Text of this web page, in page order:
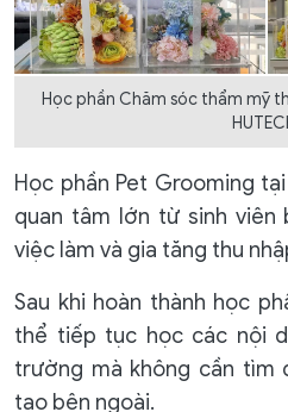
Học phần Chăm sóc thẩm mỹ
Học phần Pet Grooming
quan tâm lớn từ sinh
việc làm và gia tăng thu
Sau khi hoàn thành học
thể tiếp tục học các nội
trường mà không cần tìm
tạo bên ngoài.